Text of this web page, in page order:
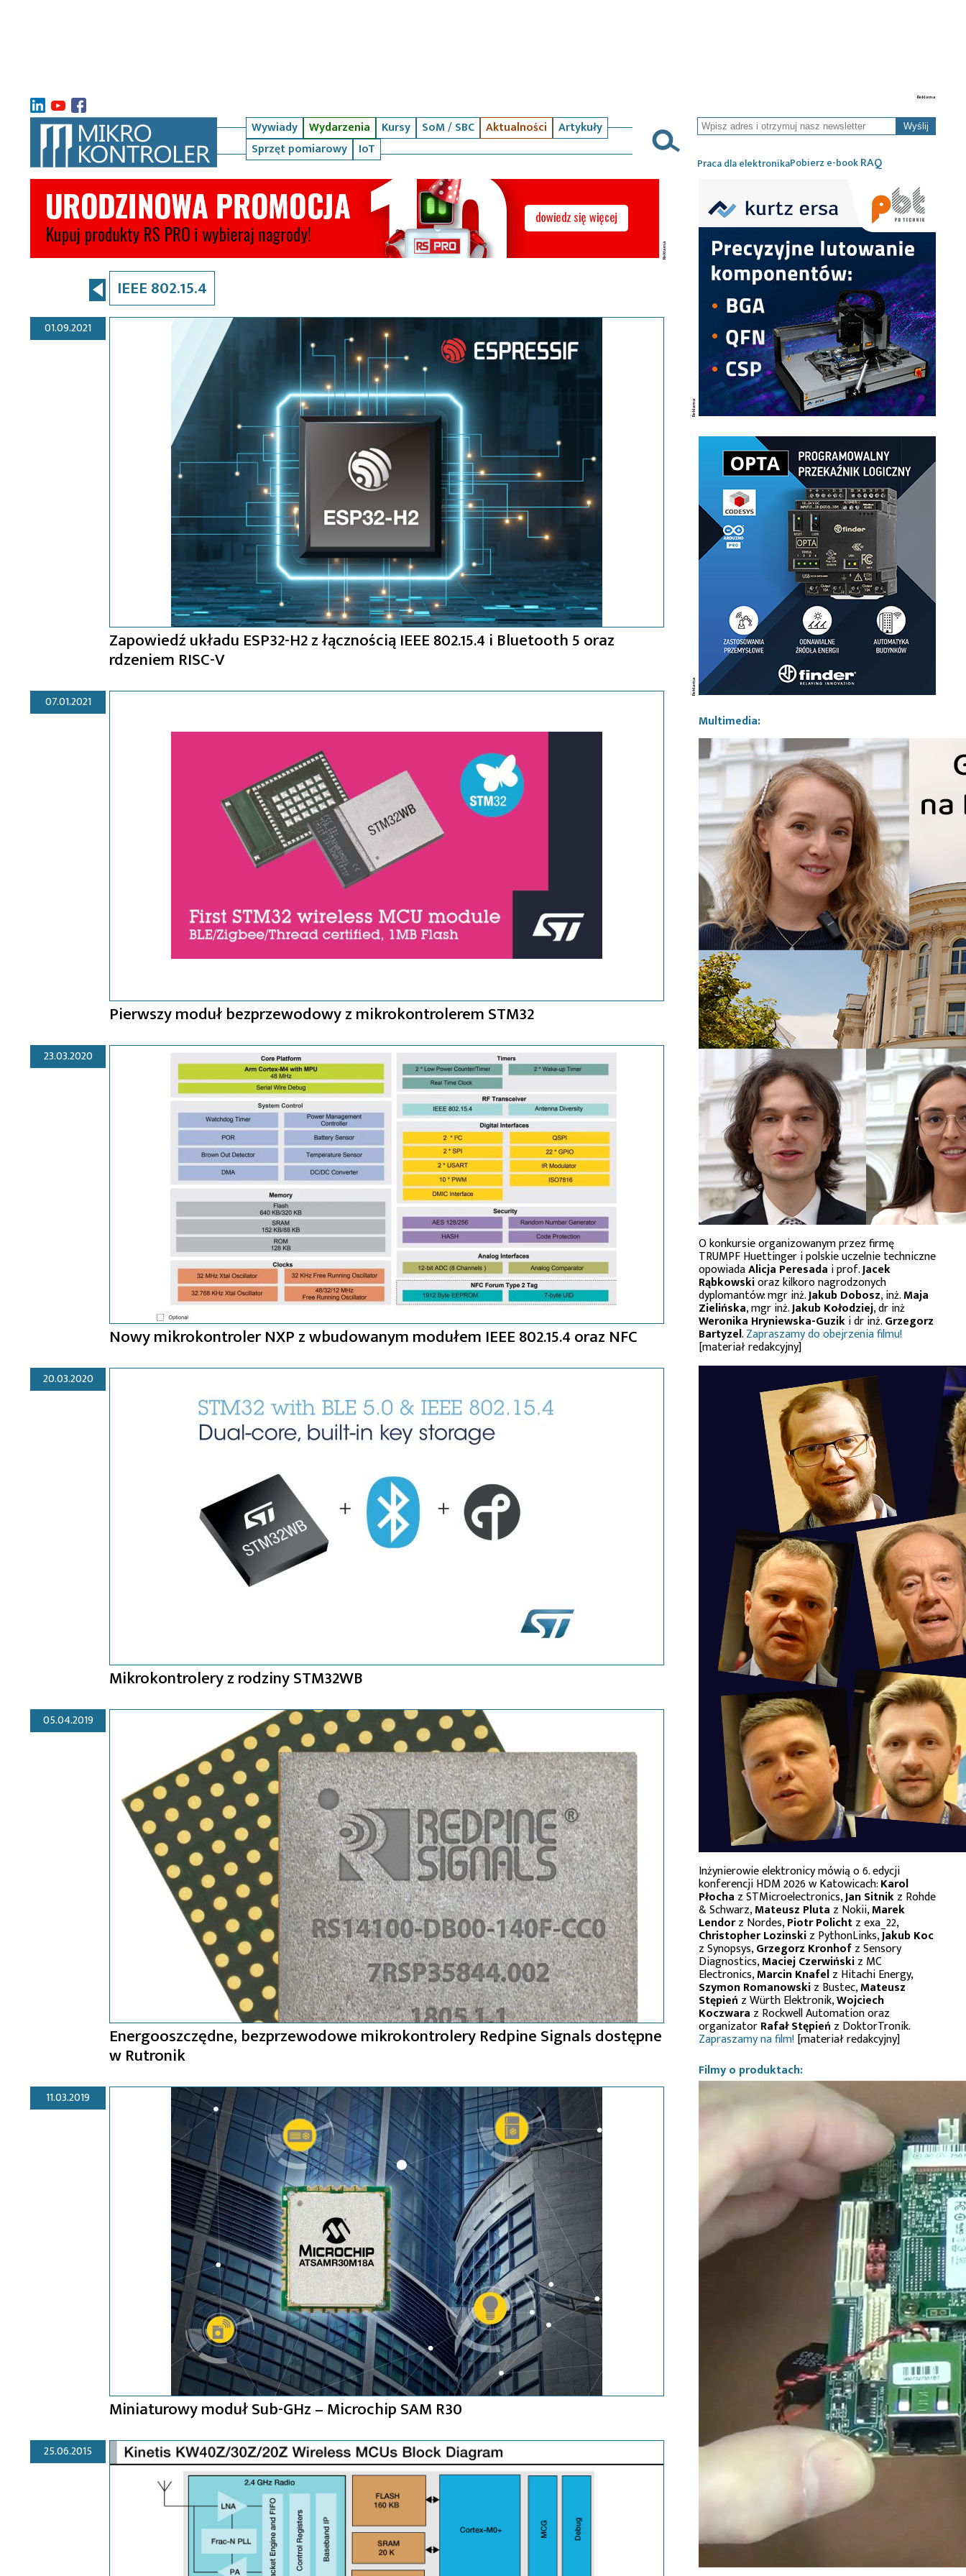
Wywiady Wydarzenia Kursy SoM / SBC Aktualności
Artykuły
Sprzęt pomiarowy
IoT
Wyślij
Praca dla elektronikaPobierz e-bookRAQ
IEEE 802.15.4
01.09.2021
Zapowiedź układu ESP32-H2 z łącznością IEEE 802.15.4 i Bluetooth 5 oraz
rdzeniem RISC-V
07.01.2021
Pierwszy moduł bezprzewodowy z mikrokontrolerem STM32
23.03.2020
Nowy mikrokontroler NXP z wbudowanym modułem IEEE 802.15.4 oraz NFC
20.03.2020
Mikrokontrolery z rodziny STM32WB
05.04.2019
Energooszczędne, bezprzewodowe mikrokontrolery Redpine Signals dostępne
w Rutronik
11.03.2019
Miniaturowy moduł Sub-GHz – Microchip SAM R30
25.06.2015
Multimedia:
O konkursie organizowanym przez firmę
TRUMPF Huettinger i polskie uczelnie techniczne
opowiadaAlicja Peresada i prof.Jacek
Rąbkowskioraz kilkoro nagrodzonych
dyplomantów: mgr inż.Jakub Dobosz, inż.Maja
Zielińska, mgr inż.Jakub Kołodziej, dr inż
Weronika Hryniewska-Guziki dr inż.Grzegorz
Bartyzel.Zapraszamy do obejrzenia filmu!
[materiał redakcyjny]
Inżynierowie elektronicy mówią o 6. edycji
konferencji HDM 2026 w Katowicach:Karol
Płocha z STMicroelectronics,Jan Sitnikz Rohde
& Schwarz,Mateusz Pluta z Nokii,Marek
Lendorz Nordes,Piotr Polichtz exa_22,
Christopher Lozinskiz PythonLinks,Jakub Koc
z Synopsys,Grzegorz Kronhofz Sensory
Diagnostics,Maciej Czerwińskiz MC
Electronics,Marcin Knafelz Hitachi Energy,
Szymon Romanowskiz Bustec,Mateusz
Stępień z Würth Elektronik,Wojciech
Koczwara z Rockwell Automation oraz
organizatorRafał Stępień z DoktorTronik.
Zapraszamy na film![materiał redakcyjny]
Filmy o produktach: